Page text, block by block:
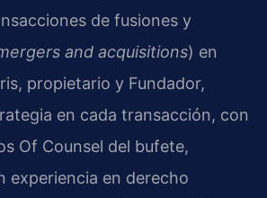
de fusiones y
and acquisitions) en
propietario y Fundador,
en cada transacción, con
Of Counsel del bufete,
experiencia en derecho